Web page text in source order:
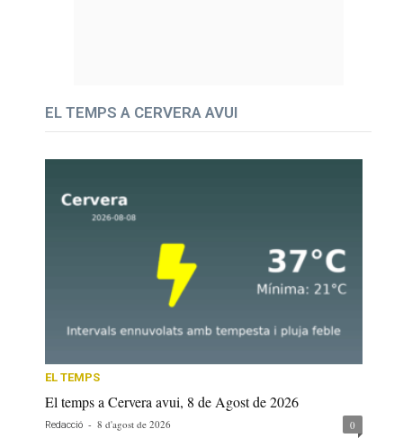
EL TEMPS A CERVERA AVUI
EL TEMPS
El temps a Cervera avui, 8 de Agost de 2026
Redacció - 8 d'agost de 2026 0